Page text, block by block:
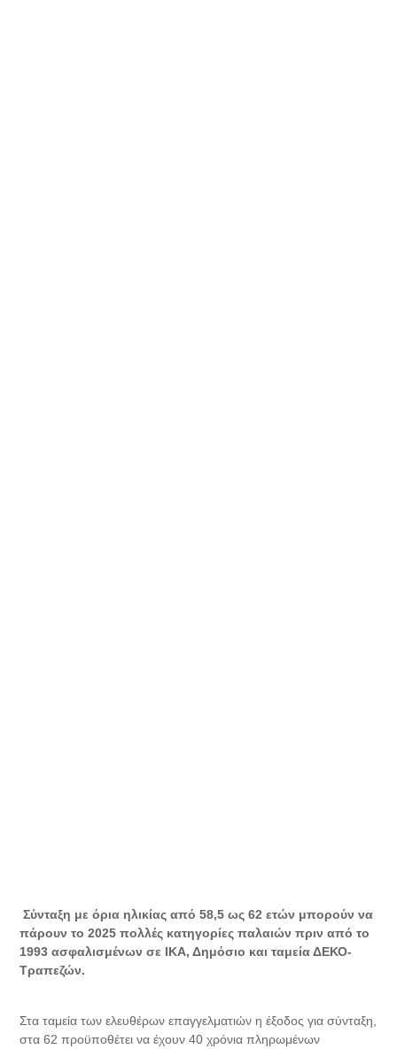
Σύνταξη με όρια ηλικίας από 58,5 ως 62 ετών μπορούν να
πάρουν τo 2025 πολλές κατηγορίες παλαιών πριν από το
1993 ασφαλισμένων σε ΙΚΑ, Δημόσιο και ταμεία ΔΕΚΟ-
Τραπεζών.
Στα ταμεία των ελευθέρων επαγγελματιών η έξοδος για σύνταξη,
στα 62 προϋποθέτει να έχουν 40 χρόνια πληρωμένων